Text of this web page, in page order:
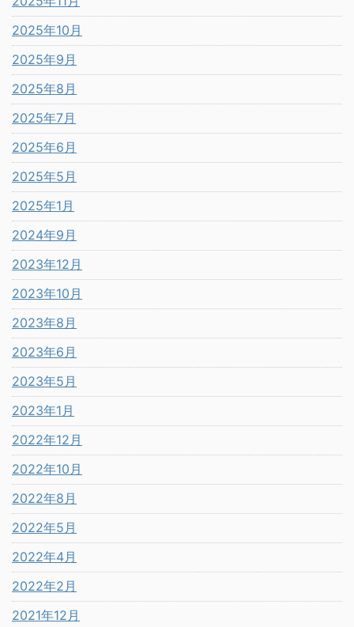
2025年10月
2025年9月
2025年8月
2025年7月
2025年6月
2025年5月
2025年1月
2024年9月
2023年12月
2023年10月
2023年8月
2023年6月
2023年5月
2023年1月
2022年12月
2022年10月
2022年8月
2022年5月
2022年4月
2022年2月
2021年12月